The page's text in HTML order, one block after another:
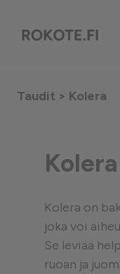
Taudit > Kolera
Kolera
Kolera on
joka voi
Se leviää
ruoan ja